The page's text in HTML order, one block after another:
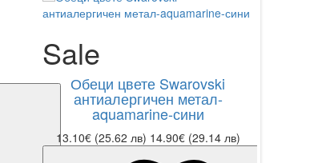
Sale
Обеци цвете Swarovski
антиалергичен метал-
aquamarine-сини
13.10€ (25.62 лв) 14.90€ (29.14 лв)